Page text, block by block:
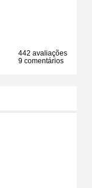
442 avaliações
9 comentários